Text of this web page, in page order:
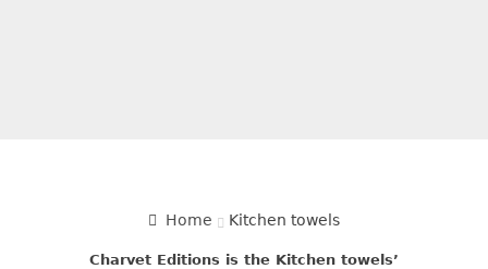
Home Kitchen towels
Charvet Editions is the Kitchen towels’